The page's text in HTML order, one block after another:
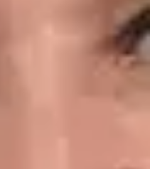
Medicine Doctor at Global
consultation.
Online Flebologia y